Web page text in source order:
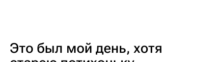
Это был мой день, хотя